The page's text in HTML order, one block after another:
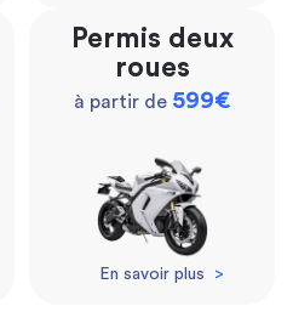
Permis deux
roues
à partir de 599€
En savoir plus >